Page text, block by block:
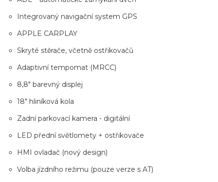
Integrovaný navigační system GPS
APPLE CARPLAY
Skryté stěrače, včetně ostřikovačů
Adaptivní tempomat (MRCC)
8,8" barevný displej
18" hliníková kola
Zadní parkovací kamera - digitální
LED přední světlomety + ostřikovače
HMI ovladač (nový design)
Volba jízdního režimu (pouze verze s AT)